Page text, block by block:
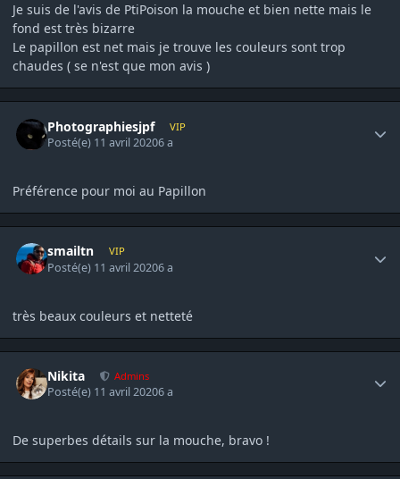
Je suis de l'avis de PtiPoison la mouche et bien nette mais le
fond est très bizarre
Le papillon est net mais je trouve les couleurs sont trop
chaudes ( se n'est que mon avis )
Photographiesjpf VIP
Posté(e) 11 avril 20206 a
Préférence pour moi au Papillon
smailtn VIP
Posté(e) 11 avril 20206 a
très beaux couleurs et netteté
Nikita Admins
Posté(e) 11 avril 20206 a
De superbes détails sur la mouche, bravo !